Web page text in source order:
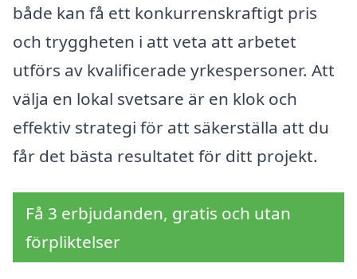
både kan få ett konkurrenskraftigt pris
och tryggheten i att veta att arbetet
utförs av kvalificerade yrkespersoner. Att
välja en lokal svetsare är en klok och
effektiv strategi för att säkerställa att du
får det bästa resultatet för ditt projekt.
Få 3 erbjudanden, gratis och utan
förpliktelser